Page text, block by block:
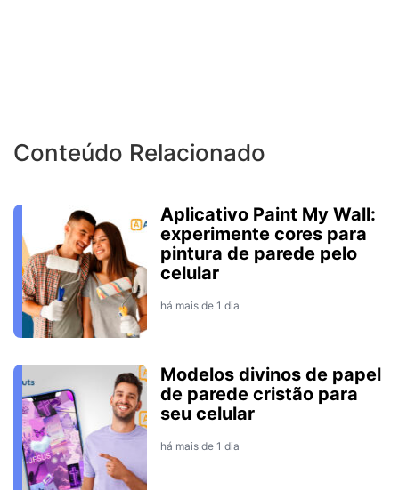
Conteúdo Relacionado
Aplicativo Paint My Wall:
experimente cores para
pintura de parede pelo
celular
há mais de 1 dia
Modelos divinos de papel
de parede cristão para
seu celular
há mais de 1 dia